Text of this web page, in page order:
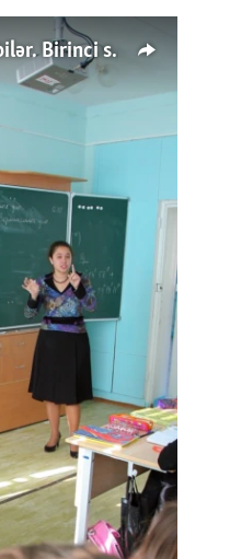
50 min müəllim işini itirə bilər. Birinci sinfə gedənlər azalır
available